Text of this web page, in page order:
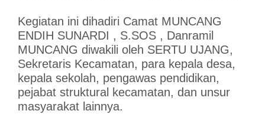
Kegiatan ini dihadiri Camat MUNCANG
ENDIH SUNARDI , S.SOS , Danramil
MUNCANG diwakili oleh SERTU UJANG,
Sekretaris Kecamatan, para kepala desa,
kepala sekolah, pengawas pendidikan,
pejabat struktural kecamatan, dan unsur
masyarakat lainnya.